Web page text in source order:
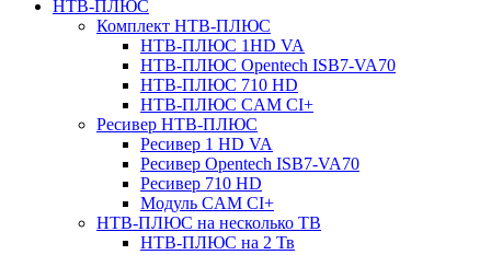
НТВ-ПЛЮС
Комплект НТВ-ПЛЮС
НТВ-ПЛЮС 1HD VA
НТВ-ПЛЮС Opentech ISB7-VA70
НТВ-ПЛЮС 710 HD
НТВ-ПЛЮС CAM CI+
Ресивер НТВ-ПЛЮС
Ресивер 1 HD VA
Ресивер Opentech ISB7-VA70
Ресивер 710 HD
Модуль CAM CI+
НТВ-ПЛЮС на несколько ТВ
НТВ-ПЛЮС на 2 Тв